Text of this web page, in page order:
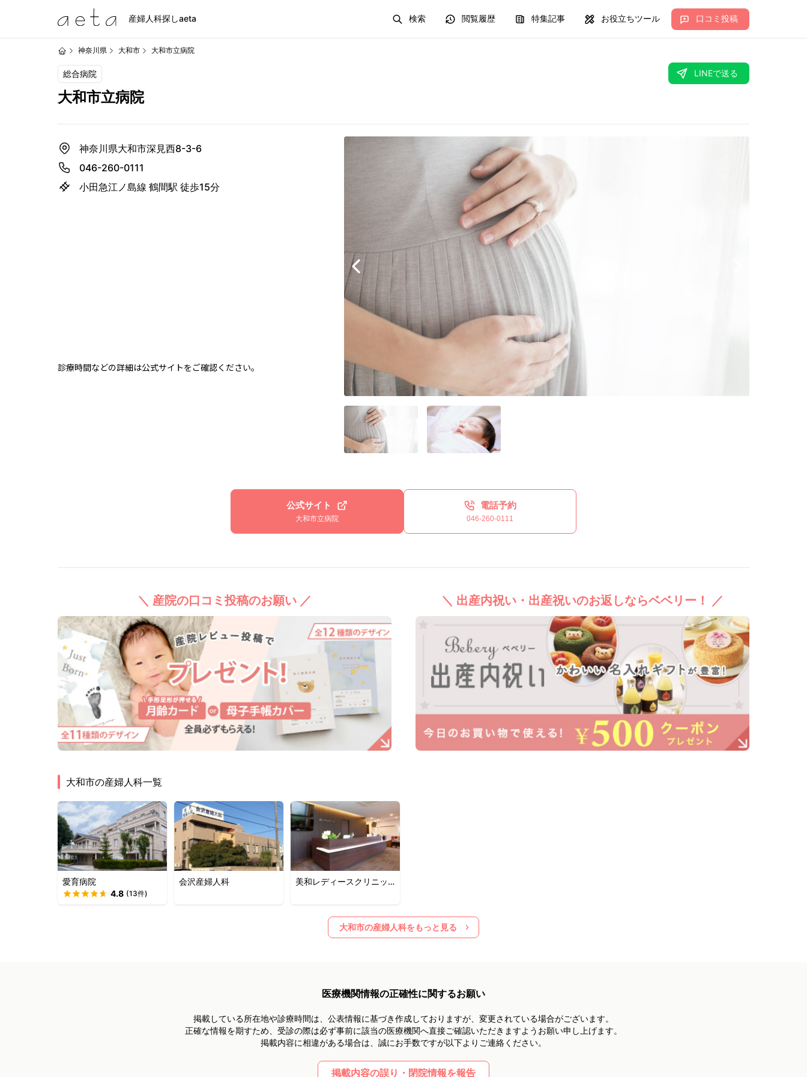
産婦人科探しaeta 検索 閲覧履歴 特集記事 お役立ちツール 口コミ投稿
神奈川県 大和市 大和市立病院
総合病院
大和市立病院
LINEで送る
神奈川県大和市深見西8-3-6
046-260-0111
小田急江ノ島線 鶴間駅 徒歩15分
診療時間などの詳細は公式サイトをご確認ください。
公式サイト
大和市立病院
電話予約
046-260-0111
＼ 産院の口コミ投稿のお願い ／ ＼ 出産内祝い・出産祝いのお返しならベベリー！ ／
大和市の産婦人科一覧
愛育病院
4.8 (13件)
会沢産婦人科
美和レディースクリニッ
大和市の産婦人科をもっと見る
医療機関情報の正確性に関するお願い
掲載している所在地や診療時間は、 公表情報に基づき作成しておりますが、 変更されている場合がございます。
正確な情報を期すため、受診の際は必ず事前に該当の医療機関へ直接ご確認いただきますよう お願い申し上げます。
掲載内容に相違がある場合は、 誠にお手数ですが以下よりご連絡ください。
掲載内容の誤り・閉院情報を報告